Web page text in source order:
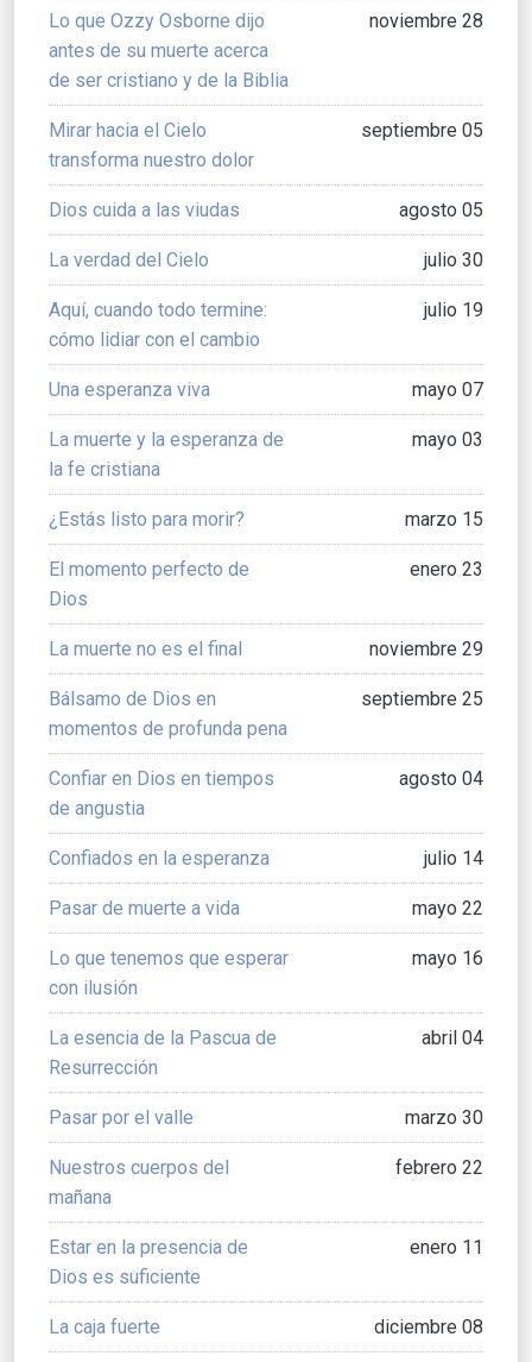
Lo que Ozzy Osborne dijo
antes de su muerte acerca
de ser cristiano y de la Biblia
noviembre 28
Mirar hacia el Cielo
transforma nuestro dolor
septiembre 05
Dios cuida a las viudas agosto 05
La verdad del Cielo julio 30
Aquí, cuando todo termine:
cómo lidiar con el cambio
julio 19
Una esperanza viva mayo 07
La muerte y la esperanza de
la fe cristiana
mayo 03
¿Estás listo para morir? marzo 15
El momento perfecto de
Dios
enero 23
La muerte no es el final noviembre 29
Bálsamo de Dios en
momentos de profunda pena
septiembre 25
Confiar en Dios en tiempos
de angustia
agosto 04
Confiados en la esperanza julio 14
Pasar de muerte a vida mayo 22
Lo que tenemos que esperar
con ilusión
mayo 16
La esencia de la Pascua de
Resurrección
abril 04
Pasar por el valle marzo 30
Nuestros cuerpos del
mañana
febrero 22
Estar en la presencia de
Dios es suficiente
enero 11
La caja fuerte diciembre 08